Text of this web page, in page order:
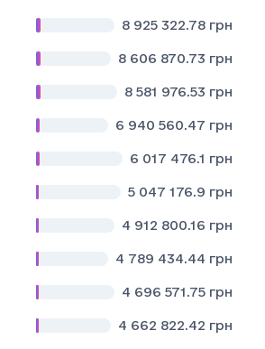
8 925 322.78 грн
8 606 870.73 грн
8 581 976.53 грн
6 940 560.47 грн
6 017 476.1 грн
5 047 176.9 грн
4 912 800.16 грн
4 789 434.44 грн
4 696 571.75 грн
4 662 822.42 грн